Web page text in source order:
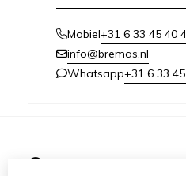
Mobiel+31 6 33 45 40
info@bremas.nl
Whatsapp+31 6 33